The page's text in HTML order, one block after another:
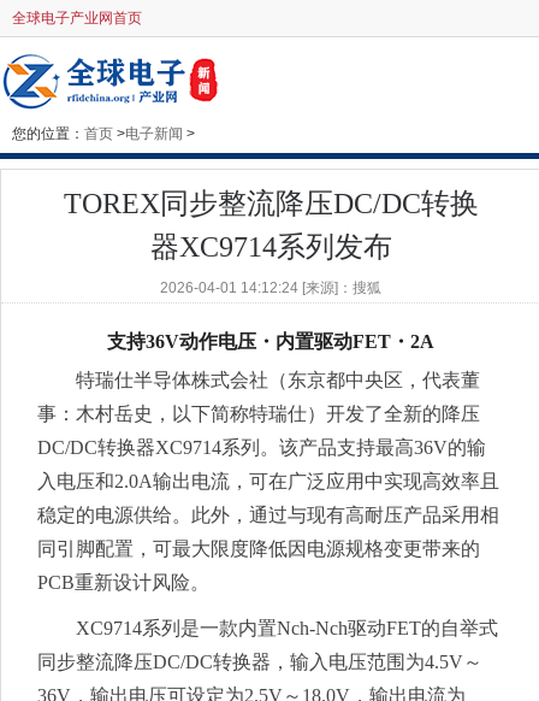
全球电子产业网首页
您的位置： 首页 >电子新闻 >
TOREX同步整流降压DC/DC转换
器XC9714系列发布
2026-04-01 14:12:24 [来源]：搜狐
支持36V动作电压・内置驱动FET・2A
特瑞仕半导体株式会社（东京都中央区，代表董
事：木村岳史，以下简称特瑞仕）开发了全新的降压
DC/DC转换器XC9714系列。该产品支持最高36V的输
入电压和2.0A输出电流，可在广泛应用中实现高效率且
稳定的电源供给。此外，通过与现有高耐压产品采用相
同引脚配置，可最大限度降低因电源规格变更带来的
PCB重新设计风险。
XC9714系列是一款内置Nch-Nch驱动FET的自举式
同步整流降压DC/DC转换器，输入电压范围为4.5V～
36V，输出电压可设定为2.5V～18.0V，输出电流为